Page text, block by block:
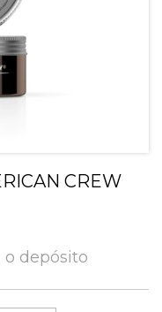
CREW
o depósito